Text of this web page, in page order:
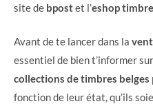
site de bpostet l’eshop timbre
Avant de te lancer dans la
essentiel de bien t’informer
collections de timbres belges
fonction de leur état, qu’ils